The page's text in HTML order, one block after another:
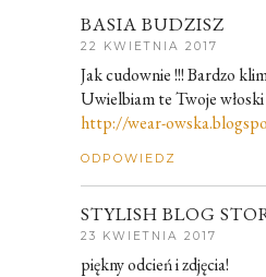
BASIA BUDZISZ
22 KWIETNIA 2017
Jak cudownie !!! Bardzo
Uwielbiam te Twoje
http://wear-
ODPOWIEDZ
STYLISH BLOG
23 KWIETNIA 2017
piękny odcień i zdjęcia!